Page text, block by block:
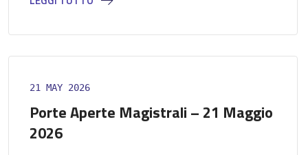
21 MAY 2026
Porte Aperte Magistrali – 21 Maggio
2026